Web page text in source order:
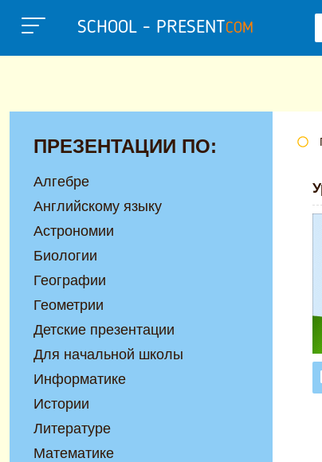
SCHOOL - PRESENTCOM
ПРЕЗЕНТАЦИИ ПО:
Алгебре
Английскому языку
Астрономии
Биологии
Географии
Геометрии
Детские презентации
Для начальной школы
Информатике
Истории
Литературе
Математике